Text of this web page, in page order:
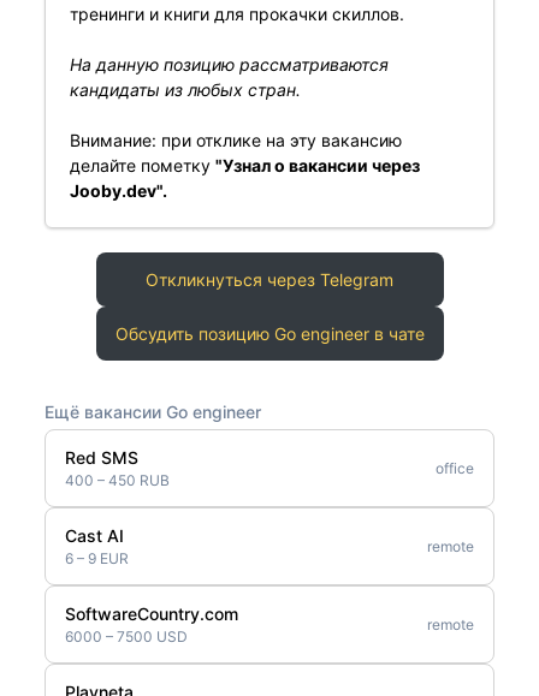
тренинги и книги для прокачки скиллов.
На данную позицию рассматриваются
кандидаты из любых стран.
Внимание: при отклике на эту вакансию
делайте пометку "Узнал о вакансии через
Jooby.dev".
Откликнуться через Telegram
Обсудить позицию Go engineer в чате
Ещё вакансии Go engineer
Red SMS
400 – 450 RUB
office
Cast AI
6 – 9 EUR
remote
SoftwareCountry.com
6000 – 7500 USD
remote
Playneta